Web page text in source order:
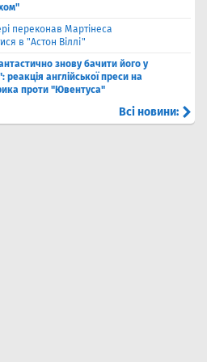
переконав Мартінеса
в "Астон Віллі"
знову бачити його у
реакція англійської преси на
проти "Ювентуса"
Всі новини: